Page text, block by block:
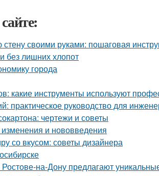
своими руками: пошаговая
без лишних хлопот
города
какие инструменты используют
практическое руководство для
чертежи и советы
и нововведения
со вкусом: советы дизайнера
на-Дону предлагают